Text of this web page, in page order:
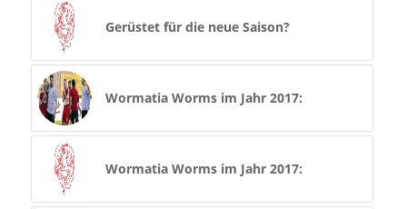
Gerüstet für die neue Saison?
Wormatia Worms im Jahr 2017:
Wormatia Worms im Jahr 2017: